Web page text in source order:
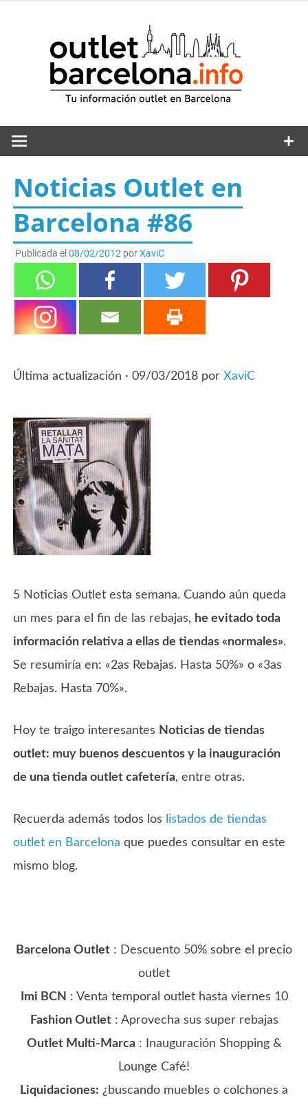
Noticias Outlet en
Barcelona #86
Publicada el 08/02/2012porXaviC
Última actualización · 09/03/2018 porXaviC
5 Noticias Outlet esta semana. Cuando aún queda
un mes para el fin de las rebajas, he evitado toda
información relativa a ellas de tiendas «normales».
Se resumiría en: «2as Rebajas. Hasta 50%» o «3as
Rebajas. Hasta 70%».
Hoy te traigo interesantes Noticias de tiendas
outlet: muy buenos descuentos y la inauguración
de una tienda outlet cafetería, entre otras.
Recuerda además todos los
listados de tiendas
outlet en Barcelona que puedes consultar en este
mismo blog.
Barcelona Outlet : Descuento 50% sobre el precio
outlet
Imi BCN : Venta temporal outlet hasta viernes 10
Fashion Outlet: Aprovecha sus super rebajas
Outlet Multi-Marca: Inauguración Shopping &
Lounge Café!
Liquidaciones: ¿buscando muebles o colchones a